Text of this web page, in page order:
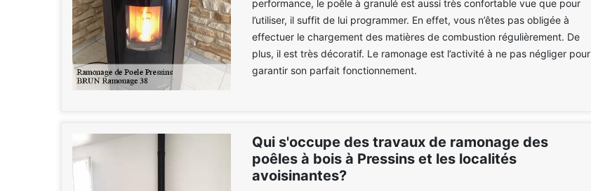
performance, le poêle à granulé est aussi très confortable vue que pour
l’utiliser, il suffit de lui programmer. En effet, vous n’êtes pas obligée à
effectuer le chargement des matières de combustion régulièrement. De
plus, il est très décoratif. Le ramonage est l’activité à ne pas négliger pour
garantir son parfait fonctionnement.
Qui s'occupe des travaux de ramonage des
poêles à bois à Pressins et les localités
avoisinantes?